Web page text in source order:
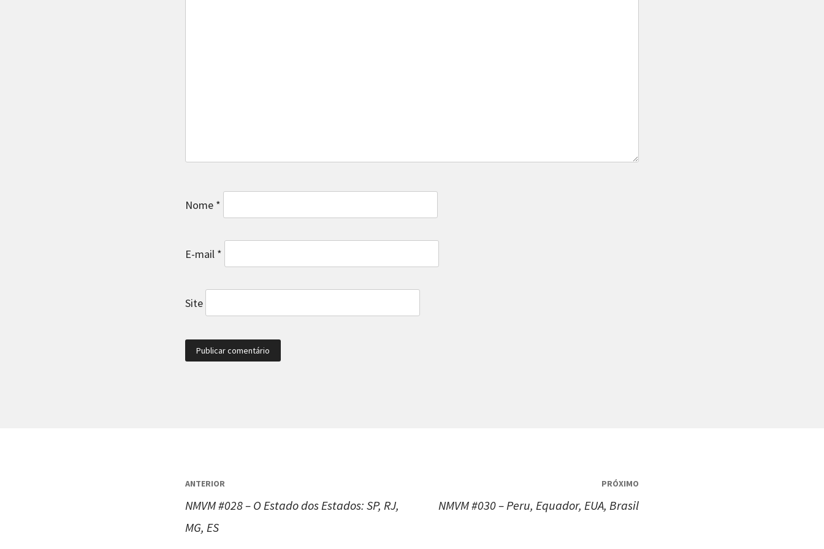
Nome *
E-mail *
Site
Navegação
de
Post
ANTERIOR
NMVM #028 – O Estado dos Estados: SP, RJ,
MG, ES
PRÓXIMO
NMVM #030 – Peru, Equador, EUA, Brasil